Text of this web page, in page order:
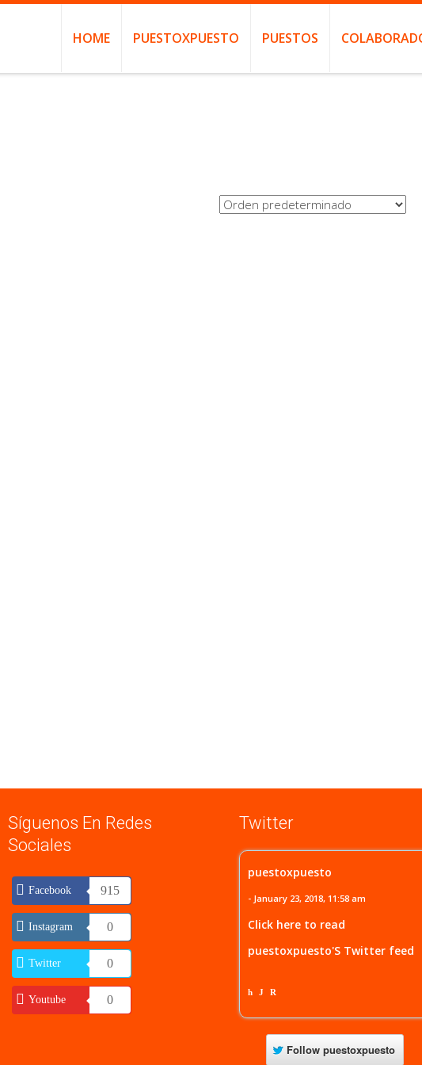
HOME PUESTOXPUESTO PUESTOS
Síguenos En Redes
Sociales
Facebook 915
Instagram 0
Twitter 0
Youtube 0
Twitter
puestoxpuesto
- January 23, 2018, 11:58 am
Click here to read
puestoxpuesto'S Twitter feed
h J R
Followpuestoxpuesto